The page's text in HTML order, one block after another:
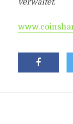
verwaltet.